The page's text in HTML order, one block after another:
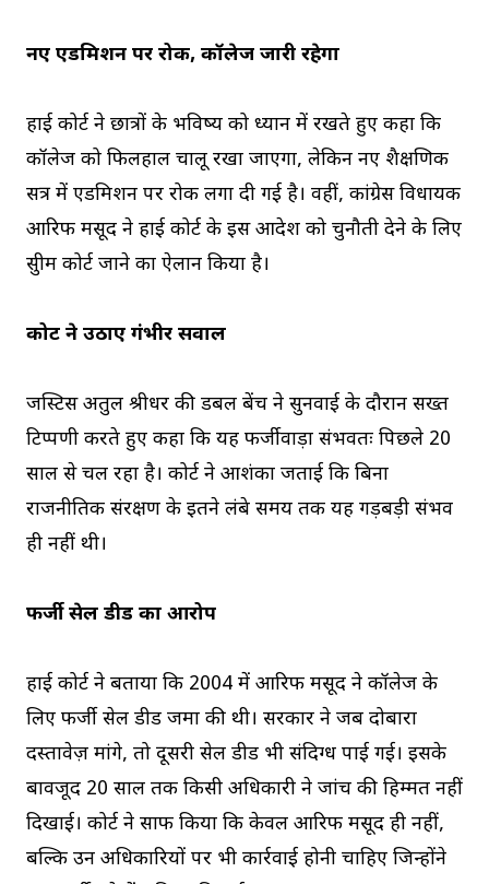
नए एडमिशन पर रोक, कॉलेज जारी रहेगा
हाई कोर्ट ने छात्रों के भविष्य को ध्यान में रखते हुए कहा कि
कॉलेज को फिलहाल चालू रखा जाएगा, लेकिन नए शैक्षणिक
सत्र में एडमिशन पर रोक लगा दी गई है। वहीं, कांग्रेस विधायक
आरिफ मसूद ने हाई कोर्ट के इस आदेश को चुनौती देने के लिए
सुप्रीम कोर्ट जाने का ऐलान किया है।
कोर्ट ने उठाए गंभीर सवाल
जस्टिस अतुल श्रीधर की डबल बेंच ने सुनवाई के दौरान सख्त
टिप्पणी करते हुए कहा कि यह फर्जीवाड़ा संभवतः पिछले 20
साल से चल रहा है। कोर्ट ने आशंका जताई कि बिना
राजनीतिक संरक्षण के इतने लंबे समय तक यह गड़बड़ी संभव
ही नहीं थी।
फर्जी सेल डीड का आरोप
हाई कोर्ट ने बताया कि 2004 में आरिफ मसूद ने कॉलेज के
लिए फर्जी सेल डीड जमा की थी। सरकार ने जब दोबारा
दस्तावेज़ मांगे, तो दूसरी सेल डीड भी संदिग्ध पाई गई। इसके
बावजूद 20 साल तक किसी अधिकारी ने जांच की हिम्मत नहीं
दिखाई। कोर्ट ने साफ किया कि केवल आरिफ मसूद ही नहीं,
बल्कि उन अधिकारियों पर भी कार्रवाई होनी चाहिए जिन्होंने